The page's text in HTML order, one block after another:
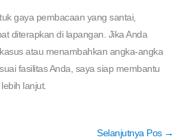
gaya pembacaan yang santai,
diterapkan di lapangan. Jika Anda
atau menambahkan angka-angka
fasilitas Anda, saya siap membantu
lanjut.
Selanjutnya Pos →